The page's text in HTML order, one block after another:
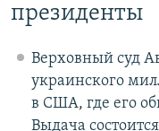
президенты
Верховный суд
украинского
в США, где его
Выдача